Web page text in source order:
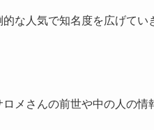
な人気で知名度を広げて
メさんの前世や中の人の